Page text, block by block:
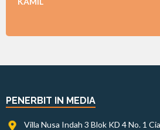
PENERBIT IN MEDIA
Villa Nusa Indah 3 Blok KD 4 No. 1